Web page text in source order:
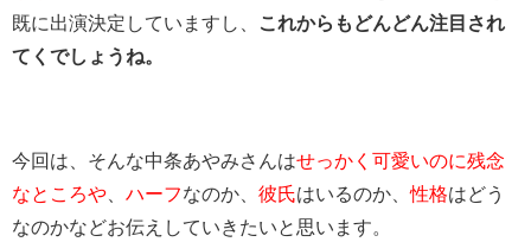
既に出演決定していますし、
これからもどんどん注目され
てくでしょうね。
今回は、そんな中条あやみさんはせっかく可愛いのに残念
なところや
ハーフなのか、 彼氏はいるのか、性格はどう
なのかなどお伝えしていきたいと思います。